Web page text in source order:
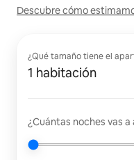
Descubre cómo
¿Qué tamaño tiene el
1 habitación
¿Cuántas noches vas